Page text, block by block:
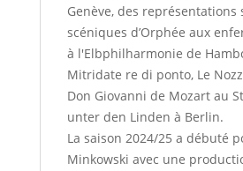
Genève, des représentations
scéniques d’Orphée aux
à l'Elbphilharmonie de
Mitridate re di ponto, Le
Don Giovanni de Mozart au
unter den Linden à Berlin.
La saison 2024/25 a débuté
Minkowski avec une